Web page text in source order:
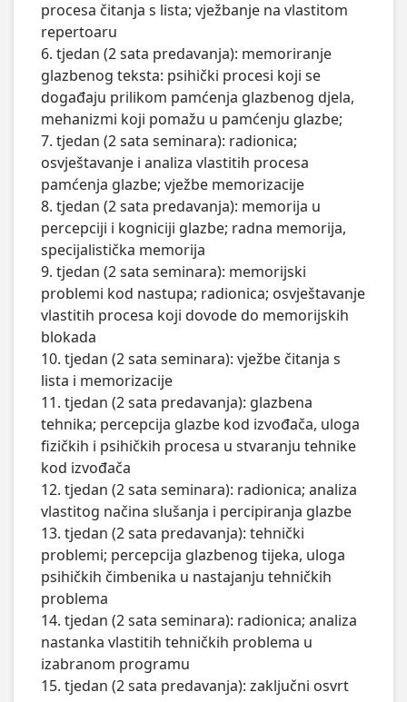
procesa čitanja s lista; vježbanje na vlastitom
repertoaru
6. tjedan (2 sata predavanja): memoriranje
glazbenog teksta: psihički procesi koji se
događaju prilikom pamćenja glazbenog djela,
mehanizmi koji pomažu u pamćenju glazbe;
7. tjedan (2 sata seminara): radionica;
osvještavanje i analiza vlastitih procesa
pamćenja glazbe; vježbe memorizacije
8. tjedan (2 sata predavanja): memorija u
percepciji i kogniciji glazbe; radna memorija,
specijalistička memorija
9. tjedan (2 sata seminara): memorijski
problemi kod nastupa; radionica; osvještavanje
vlastitih procesa koji dovode do memorijskih
blokada
10. tjedan (2 sata seminara): vježbe čitanja s
lista i memorizacije
11. tjedan (2 sata predavanja): glazbena
tehnika; percepcija glazbe kod izvođača, uloga
fizičkih i psihičkih procesa u stvaranju tehnike
kod izvođača
12. tjedan (2 sata seminara): radionica; analiza
vlastitog načina slušanja i percipiranja glazbe
13. tjedan (2 sata predavanja): tehnički
problemi; percepcija glazbenog tijeka, uloga
psihičkih čimbenika u nastajanju tehničkih
problema
14. tjedan (2 sata seminara): radionica; analiza
nastanka vlastitih tehničkih problema u
izabranom programu
15. tjedan (2 sata predavanja): zaključni osvrt